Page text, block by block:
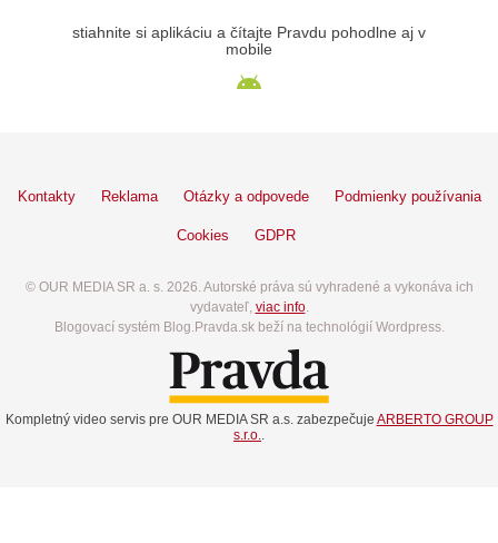
stiahnite si aplikáciu a čítajte Pravdu pohodlne aj v
mobile
Kontakty Reklama Otázky a odpovede Podmienky používania
Cookies GDPR
© OUR MEDIA SR a. s. 2026. Autorské práva sú vyhradené a vykonáva ich
vydavateľ, viac info.
Blogovací systém Blog.Pravda.sk beží na technológií Wordpress.
Kompletný video servis pre OUR MEDIA SR a.s. zabezpečuje ARBERTO GROUP
s.r.o..